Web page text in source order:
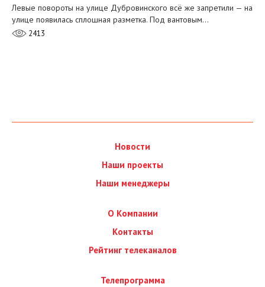
Левые повороты на улице Дубровинского всё же запретили — на
улице появилась сплошная разметка. Под вантовым…
2413
Новости
Наши проекты
Наши менеджеры
О Компании
Контакты
Рейтинг телеканалов
Телепрограмма